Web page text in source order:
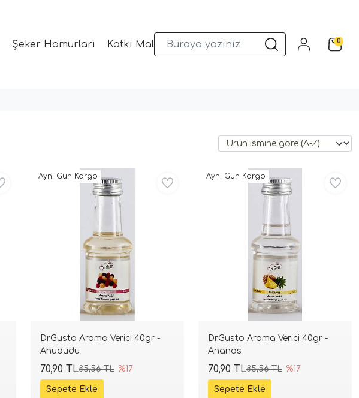
Şeker Hamurları Katkı Malzemeleri Sunum Gereçleri Kalıplar0
Dr.Gusto Aroma Verici 40gr -
Ahududu
85,56 TL %17
70,90 TL
Aynı Gün Kargo
Dr.Gusto Aroma Verici 40gr -
Ananas
85,56 TL %17
70,90 TL
Aynı Gün Kargo